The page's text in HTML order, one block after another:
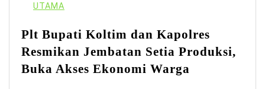
UTAMA
Plt Bupati Koltim dan Kapolres
Resmikan Jembatan Setia Produksi,
Buka Akses Ekonomi Warga